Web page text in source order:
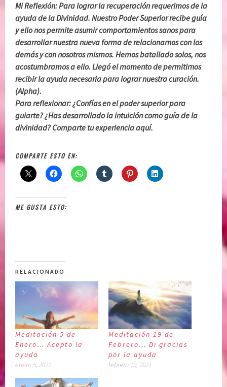
Mi Reflexión: Para lograr la recuperación requerimos de la
ayuda de la Divinidad. Nuestro Poder Superior recibe guía
y ello nos permite asumir comportamientos sanos para
desarrollar nuestra nueva forma de relacionarnos con los
demás y con nosotros mismos. Hemos batallado solos, nos
acostumbramos a ello. Llegó el momento de permitirnos
recibir la ayuda necesaria para lograr nuestra curación.
(Alpha).
Para reflexionar: ¿Confías en el poder superior para
guiarte? ¿Has desarrollado la intuición como guía de la
divinidad? Comparte tu experiencia aquí.
COMPARTE ESTO EN:
ME GUSTA ESTO:
RELACIONADO
Meditación 5 de
Enero… Acepto la
ayuda
enero 5, 2021
Meditación 19 de
Febrero… Di gracias
por la ayuda
febrero 19, 2021